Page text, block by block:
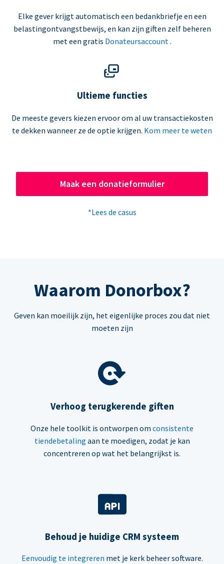
Elke gever krijgt automatisch een bedankbriefje en een
belastingontvangstbewijs, en kan zijn giften zelf beheren
met een gratis Donateursaccount .
Ultieme functies
De meeste gevers kiezen ervoor om al uw transactiekosten
te dekken wanneer ze de optie krijgen. Kom meer te weten
Maak een donatieformulier
*Lees de casus
Waarom Donorbox?
Geven kan moeilijk zijn, het eigenlijke proces zou dat niet
moeten zijn
Verhoog terugkerende giften
Onze hele toolkit is ontworpen om consistente
tiendebetaling aan te moedigen, zodat je kan
concentreren op wat het belangrijkst is.
Behoud je huidige CRM systeem
Eenvoudig te integreren met je kerk beheer software.